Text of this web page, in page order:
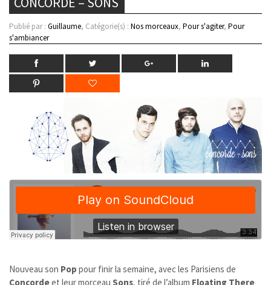
Publié par : Guillaume, Catégorie(s) : Nos morceaux, Pour s'agiter, Pour
s'ambiancer
Nouveau son Pop pour finir la semaine, avec les Parisiens de
Concordeet leur morceau Sons, tiré de l’album Floating There